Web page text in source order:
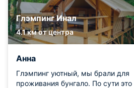
Глэмпинг Инал
4.1 км от центра
Анна
Глэмпинг уютный, мы брали для
проживания бунгало. По сути это